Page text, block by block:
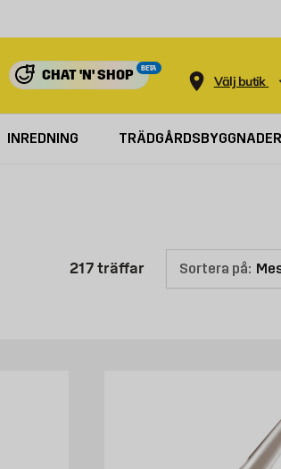
CHAT 'N' SHOP
BETA
Välj butik
INREDNING TRÄDGÅRDSBYGGNADER
217 träffarProduktlistan är
Sortera på: